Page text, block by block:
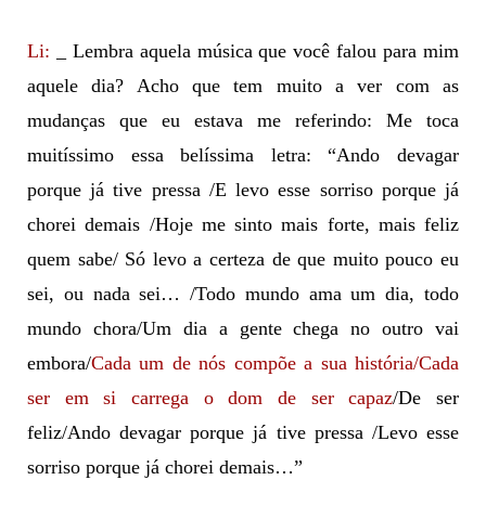
Li: _ Lembra aquela música que você falou para mim
aquele dia? Acho que tem muito a ver com as
mudanças que eu estava me referindo: Me toca
muitíssimo essa belíssima letra: “Ando devagar
porque já tive pressa /E levo esse sorriso porque já
chorei demais /Hoje me sinto mais forte, mais feliz
quem sabe/ Só levo a certeza de que muito pouco eu
sei, ou nada sei… /Todo mundo ama um dia, todo
mundo chora/Um dia a gente chega no outro vai
embora/Cada um de nós compõe a sua história/Cada
ser em si carrega o dom de ser capaz/De ser
feliz/Ando devagar porque já tive pressa /Levo esse
sorriso porque já chorei demais…”